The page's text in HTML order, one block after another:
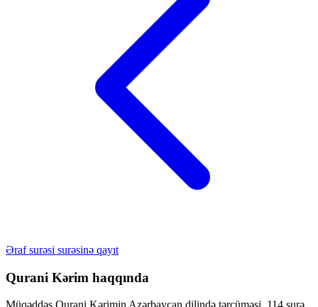
Əraf surəsi surəsinə qayıt
Qurani Kərim haqqında